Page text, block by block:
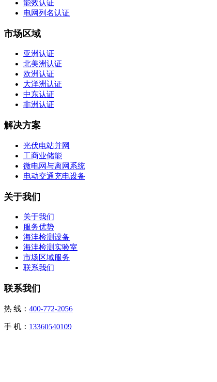
能效认证
电网列名认证
市场区域
亚洲认证
北美洲认证
欧洲认证
大洋洲认证
中东认证
非洲认证
解决方案
光伏电站并网
工商业储能
微电网与离网系统
电动交通充电设备
关于我们
关于我们
服务优势
海沣检测设备
海沣检测实验室
市场区域服务
联系我们
联系我们
热 线： 400-772-2056
手 机： 13360540109